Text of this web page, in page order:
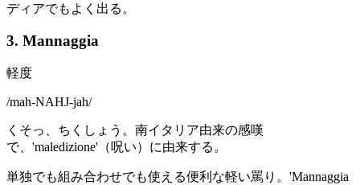
ディアでもよく出る。
3. Mannaggia
軽度
/mah-NAHJ-jah/
くそっ、ちくしょう。南イタリア由来の感嘆
で、'maledizione'（呪い）に由来する。
単独でも組み合わせでも使える便利な軽い罵り。'Mannaggia